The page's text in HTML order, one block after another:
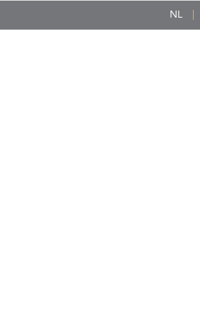
NL